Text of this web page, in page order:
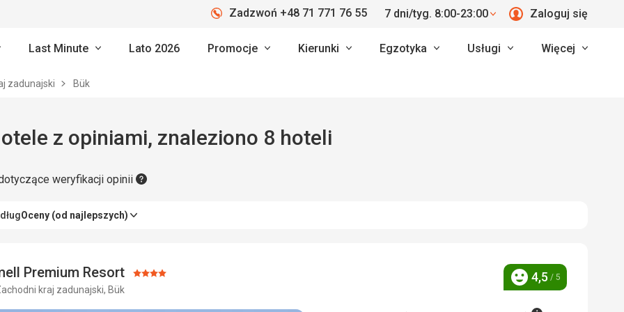
Zadzwoń +48 71 771 76 55 7 dni/tyg. 8:00-23:00 Zaloguj się
Last Minute Lato 2026 Promocje Kierunki Egzotyka Usługi Więcej
zadunajski Bük
hotele z opiniami, znaleziono 8 hoteli
weryfikacji opinii
Oceny (od najlepszych)
Premium Resort Ocena:
kraj zadunajski, Bük Ocena
4,5 / 5